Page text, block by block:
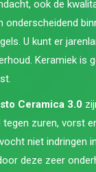
ook de
onderscheidend
U kunt er
Keramiek is
Ceramica 3.0
tegen zuren, vorst
niet indringen
deze zeer